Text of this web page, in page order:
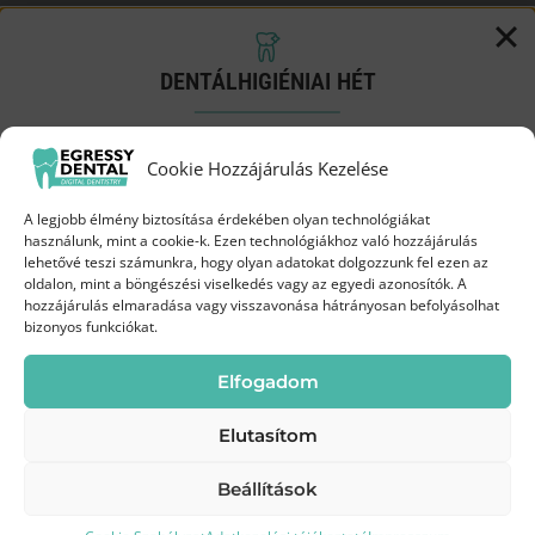
Cookie Hozzájárulás Kezelése
A legjobb élmény biztosítása érdekében olyan technológiákat
használunk, mint a cookie-k. Ezen technológiákhoz való hozzájárulás
lehetővé teszi számunkra, hogy olyan adatokat dolgozzunk fel ezen az
oldalon, mint a böngészési viselkedés vagy az egyedi azonosítók. A
hozzájárulás elmaradása vagy visszavonása hátrányosan befolyásolhat
bizonyos funkciókat.
Elfogadom
Elutasítom
Beállítások
Kérjen visszahívást
legrövidebb időn belül felvesszük Önnel a
kapcsolatot!
DENTÁLHIGIÉNIAI HÉT
Próbáld ki a Biofilm terápiát
Augusztus 3-19.között az Egressy Dentalnál
Most 35 000 Ft
45 000 Fthelyett
tisztítás
Modern
technológia
mosoly